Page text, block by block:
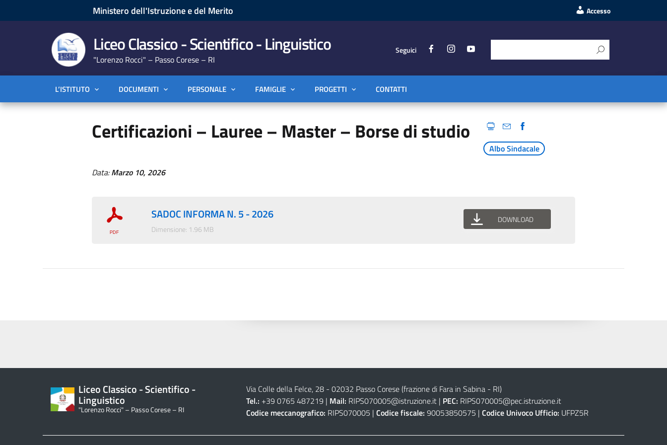
Ministero dell'Istruzione e del Merito Accesso
Liceo Classico - Scientifico - Linguistico
"Lorenzo Rocci" – Passo Corese – RI
Seguici
L’ISTITUTO DOCUMENTI PERSONALE FAMIGLIE PROGETTI CONTATTI
Certificazioni – Lauree – Master – Borse di studio
Albo Sindacale
Data:Marzo 10, 2026
SADOC INFORMA N. 5 - 2026
Dimensione: 1.96 MB
DOWNLOAD
Liceo Classico - Scientifico -
Linguistico
"Lorenzo Rocci" – Passo Corese – RI
Via Colle della Felce, 28 - 02032 Passo Corese (frazione di Fara in Sabina - RI)
Tel.: +39 0765 487219 | Mail: RIPS070005@istruzione.it| PEC: RIPS070005@pec.istruzione.it
Codice meccanografico: RIPS070005 | Codice fiscale: 90053850575 | Codice Univoco Ufficio: UFPZ5R